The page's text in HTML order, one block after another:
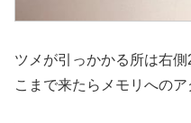
ツメが引っかかる所は右
こまで来たらメモリへのア